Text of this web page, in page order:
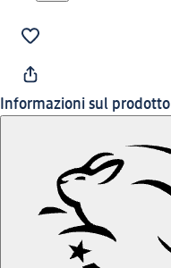
Informazioni sul prodotto